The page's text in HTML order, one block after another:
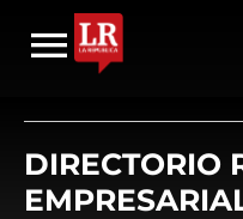
DIRECTORIO